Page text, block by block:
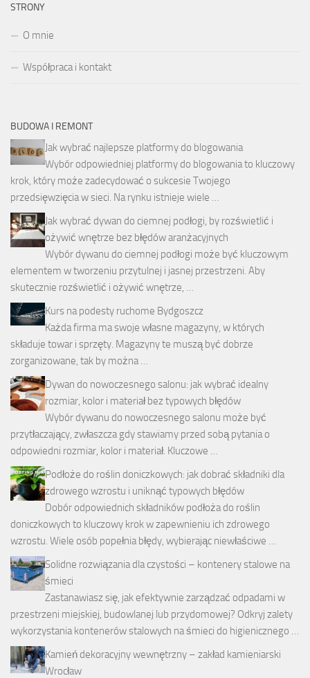
STRONY
O mnie
Współpraca i kontakt
BUDOWA I REMONT
Jak wybrać najlepsze platformy do blogowania
Wybór odpowiedniej platformy do blogowania to kluczowy
krok, który może zadecydować o sukcesie Twojego
przedsięwzięcia w sieci. Na rynku istnieje wiele …
Jak wybrać dywan do ciemnej podłogi, by rozświetlić i
ożywić wnętrze bez błędów aranżacyjnych
Wybór dywanu do ciemnej podłogi może być kluczowym
elementem w tworzeniu przytulnej i jasnej przestrzeni. Aby
skutecznie rozświetlić i ożywić wnętrze, …
Kurs na podesty ruchome Bydgoszcz
Każda firma ma swoje własne magazyny, w których
składuje towar i sprzęty. Magazyny te muszą być dobrze
zorganizowane, tak by można …
Dywan do nowoczesnego salonu: jak wybrać idealny
rozmiar, kolor i materiał bez typowych błędów
Wybór dywanu do nowoczesnego salonu może być
przytłaczający, zwłaszcza gdy stawiamy przed sobą pytania o
odpowiedni rozmiar, kolor i materiał. Kluczowe …
Podłoże do roślin doniczkowych: jak dobrać składniki dla
zdrowego wzrostu i uniknąć typowych błędów
Dobór odpowiednich składników podłoża do roślin
doniczkowych to kluczowy krok w zapewnieniu ich zdrowego
wzrostu. Wiele osób popełnia błędy, wybierając niewłaściwe …
Solidne rozwiązania dla czystości – kontenery stalowe na
śmieci
Zastanawiasz się, jak efektywnie zarządzać odpadami w
przestrzeni miejskiej, budowlanej lub przydomowej? Odkryj zalety
wykorzystania kontenerów stalowych na śmieci do higienicznego …
Kamień dekoracyjny wewnętrzny – zakład kamieniarski
Wrocław